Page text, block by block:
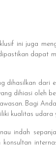
ini juga
dapat
dihasilkan dari
dihiasi oleh
Bagi
kualitas udara
indah